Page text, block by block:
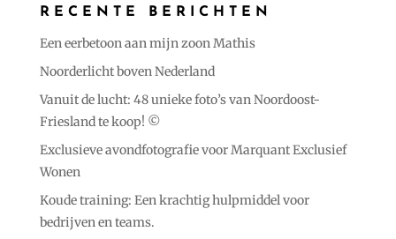
RECENTE BERICHTEN
Een eerbetoon aan mijn zoon Mathis
Noorderlicht boven Nederland
Vanuit de lucht: 48 unieke foto’s van Noordoost-
Friesland te koop! ©️
Exclusieve avondfotografie voor Marquant Exclusief
Wonen
Koude training: Een krachtig hulpmiddel voor
bedrijven en teams.